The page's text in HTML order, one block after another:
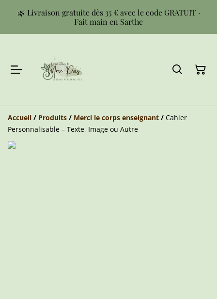
🌿 Livraison gratuite dès 35 € avec le code GRATUIT ·
Fait main en Sarthe
Accueil / Produits / Merci le corps enseignant / Cahier
Personnalisable – Texte, Image ou Autre